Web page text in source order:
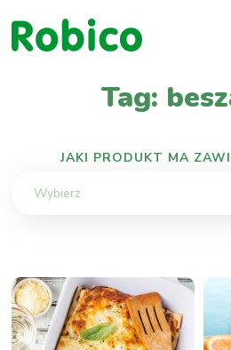
Tag:
JAKI PRODUKT MA
Wybierz